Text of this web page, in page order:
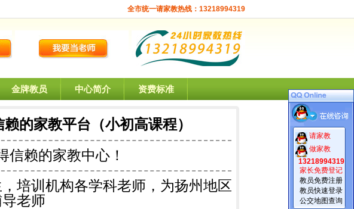
全市统一请家教热线：13218994319
金牌教员 中心简介 资费标准
的家教平台（小初高课程）
信赖的家教中心！
培训机构各学科老师，为扬州地区
老师
请家教
做家教
13218994319
家长免费登记
教员免费注册
教员快速登录
公交地图查询